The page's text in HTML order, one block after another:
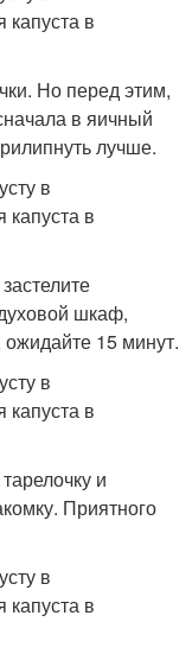
Но перед этим,
в яичный
лучше.
шкаф,
ожидайте 15 минут.
и
Приятного